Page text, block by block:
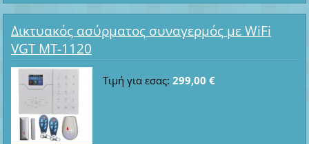
Δικτυακός ασύρματος συναγερμός με WiFi
VGT MT-1120
Τιμή για εσας: 299,00 €